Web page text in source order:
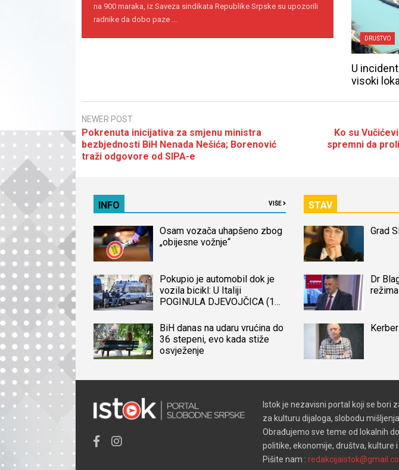
na 900 maraka, iz Saveza sindikata Republike Srpske su upozorili
radnike da dobo paze ...
DRUŠTVO
U
visoki
NEWER POST
Pokrenuta inicijativa za smjenu ministra
bezbjednosti BiH Nenada Nešića; Borenović
traži odgovore od SIPA-e
Ko su
spremni da
INFO VIŠE
Osam vozača uhapšeno zbog
„obijesne vožnje“
Pokupio je automobil dok je
vozila bicikl: U Italiji
POGINULA DJEVOJČICA (14)
tijela
BiH danas na udaru vrućina do
36 stepeni, evo kada stiže
osvježenje
STAV
Grad
Dr
Istok je nezavisni portal koji se bori
za kulturu dijaloga, slobodu
Obrađujemo sve teme od lokalnih
politike, ekonomije, društva, kulture
Pišite nam :